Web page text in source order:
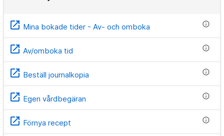
open_in_new Mina bokade tider - Av- och omboka info
open_in_new Av/omboka tid info
open_in_new Beställ journalkopia info
open_in_new Egen vårdbegäran info
open_in_new Förnya recept info